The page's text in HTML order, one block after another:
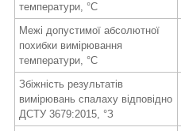
температури, °C
Межі допустимої абсолютної
похибки вимірювання
температури, °С
Збіжність результатів
вимірювань спалаху відповідно
ДСТУ 3679:2015, °З